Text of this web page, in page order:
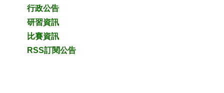
行政公告
研習資訊
比賽資訊
RSS訂閱公告